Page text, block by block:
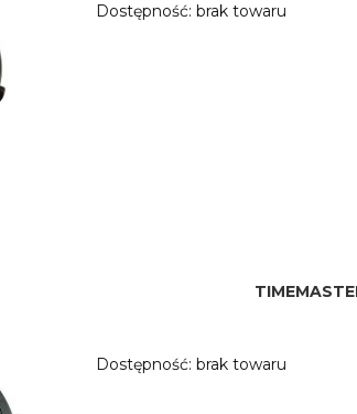
Dostępność: brak towaru
Dostępność: brak towaru